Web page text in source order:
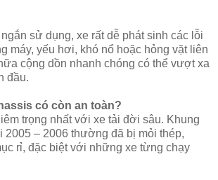
sử dụng, xe rất dễ phát sinh các lỗi
máy, yếu hơi, khó nổ hoặc hỏng vặt liên
cộng dồn nhanh chóng có thể vượt xa
đầu.
có còn an toàn?
trọng nhất với xe tải đời sâu. Khung
2005 – 2006 thường đã bị mỏi thép,
rỉ, đặc biệt với những xe từng chạy